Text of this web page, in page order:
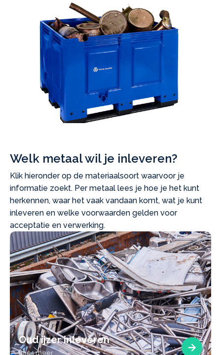
Welk metaal wil je inleveren?
Klik hieronder op de materiaalsoort waarvoor je
informatie zoekt. Per metaal lees je hoe je het kunt
herkennen, waar het vaak vandaan komt, wat je kunt
inleveren en welke voorwaarden gelden voor
acceptatie en verwerking.
Oud ijzer inleveren
Lees meer